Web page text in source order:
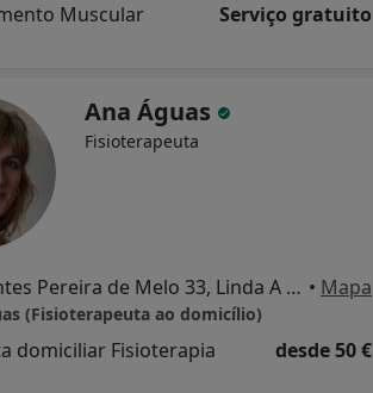
Muscular Serviço gratuito
Ana Águas
Fisioterapeuta
Rua Fontes Pereira de Melo 33, Linda A Velha • Mapa
(Fisioterapeuta ao domicílio)
domiciliar Fisioterapia desde 50 €